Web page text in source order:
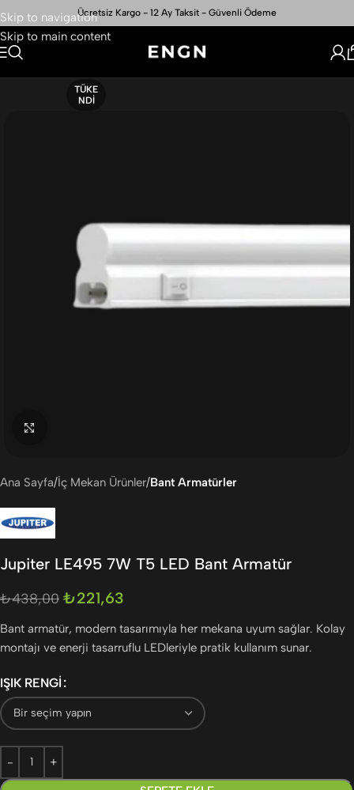
Skip to navigation
Skip to main content
Ücretsiz Kargo - 12 Ay Taksit - Güvenli Ödeme
TÜKE
NDI
Ana Sayfa İç Mekan Ürünler Bant Armatürler
Jupiter LE495 7W T5 LED Bant Armatür
₺438,00 ₺221,63
Bant armatür, modern tasarımıyla her mekana uyum sağlar. Kolay
montajı ve enerji tasarruflu LEDleriyle pratik kullanım sunar.
IŞIK RENGI